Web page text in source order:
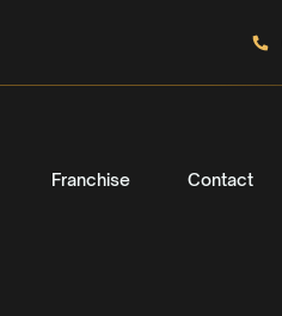
Franchise Contact